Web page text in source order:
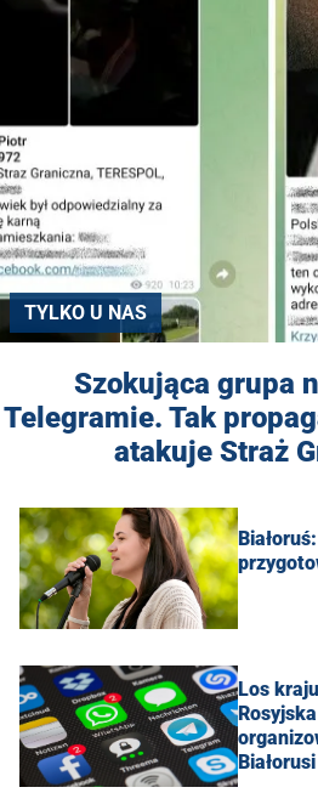
TYLKO U NAS
Szokująca grupa
Telegramie. Tak
atakuje Straż
Los
Białorusi